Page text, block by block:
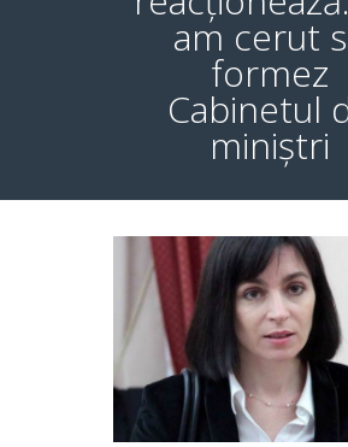
am cerut
formez
Cabinetul
miniștri